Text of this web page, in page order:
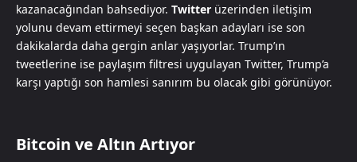
kazanacağından bahsediyor. Twitter üzerinden iletişim
yolunu devam ettirmeyi seçen başkan adayları ise son
dakikalarda daha gergin anlar yaşıyorlar. Trump’ın
tweetlerine ise paylaşım filtresi uygulayan Twitter, Trump’a
karşı yaptığı son hamlesi sanırım bu olacak gibi görünüyor.
Bitcoin ve Altın Artıyor